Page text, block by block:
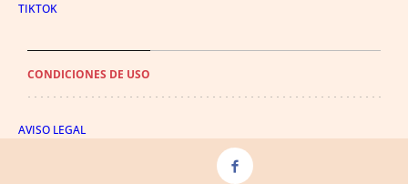
TIKTOK
CONDICIONES DE USO
AVISO LEGAL